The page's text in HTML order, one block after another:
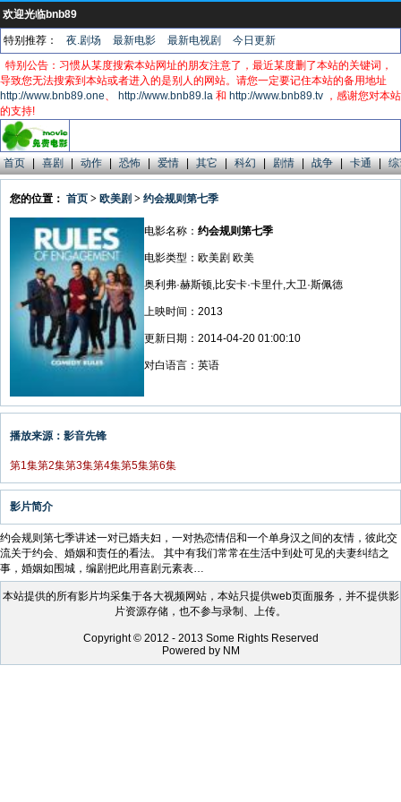
欢迎光临bnb89
特别推荐： 夜.剧场 最新电影 最新电视剧
今日更新
特别公告：习惯从某度搜索本站网址的朋友注意了，最近某度删了本站的关键词，
导致您无法搜索到本站或者进入的是别人的网站。请您一定要记住本站的备用地址
http://www.bnb89.one、 http://www.bnb89.la 和 http://www.bnb89.tv ，感谢您对本站
的支持!
首页 | 喜剧 | 动作 | 恐怖 | 爱情 | 其它 | 科幻 | 剧情 | 战争 | 卡通 |
您的位置： 首页 > 欧美剧 > 约会规则第七季
电影名称： 约会规则第七季
电影类型：欧美剧 欧美
奥利弗·赫斯顿,比安卡·卡里什,大卫·斯佩德
上映时间：2013
更新日期：2014-04-20 01:00:10
对白语言：英语
播放来源：影音先锋
第1集第2集第3集第4集第5集第6集
影片简介
约会规则第七季讲述一对已婚夫妇，一对热恋情侣和一个单身汉之间的友情，彼此交
流关于约会、婚姻和责任的看法。 其中有我们常常在生活中到处可见的夫妻纠结之
事，婚姻如围城，编剧把此用喜剧元素表…
本站提供的所有影片均采集于各大视频网站，本站只提供web页面服务，并不提供影
片资源存储，也不参与录制、上传。
Copyright © 2012 - 2013 Some Rights Reserved
Powered by NM